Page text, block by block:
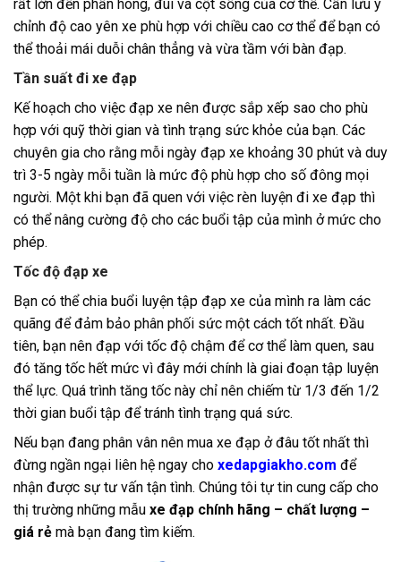
rất lớn đến phần hông, đùi và cột sống của cơ thể. Cần lưu ý
chỉnh độ cao yên xe phù hợp với chiều cao cơ thể để bạn có
thể thoải mái duỗi chân thẳng và vừa tầm với bàn đạp.
Tần suất đi xe đạp
Kế hoạch cho việc đạp xe nên được sắp xếp sao cho phù
hợp với quỹ thời gian và tình trạng sức khỏe của bạn. Các
chuyên gia cho rằng mỗi ngày đạp xe khoảng 30 phút và duy
trì 3-5 ngày mỗi tuần là mức độ phù hợp cho số đông mọi
người. Một khi bạn đã quen với việc rèn luyện đi xe đạp thì
có thể nâng cường độ cho các buổi tập của mình ở mức cho
phép.
Tốc độ đạp xe
Bạn có thể chia buổi luyện tập đạp xe của mình ra làm các
quãng để đảm bảo phân phối sức một cách tốt nhất. Đầu
tiên, bạn nên đạp với tốc độ chậm để cơ thể làm quen, sau
đó tăng tốc hết mức vì đây mới chính là giai đoạn tập luyện
thể lực. Quá trình tăng tốc này chỉ nên chiếm từ 1/3 đến 1/2
thời gian buổi tập để tránh tình trạng quá sức.
Nếu bạn đang phân vân nên mua xe đạp ở đâu tốt nhất thì
đừng ngần ngại liên hệ ngay cho xedapgiakho.com để
nhận được sự tư vấn tận tình. Chúng tôi tự tin cung cấp cho
thị trường những mẫu xe đạp chính hãng – chất lượng –
giá rẻ mà bạn đang tìm kiếm.